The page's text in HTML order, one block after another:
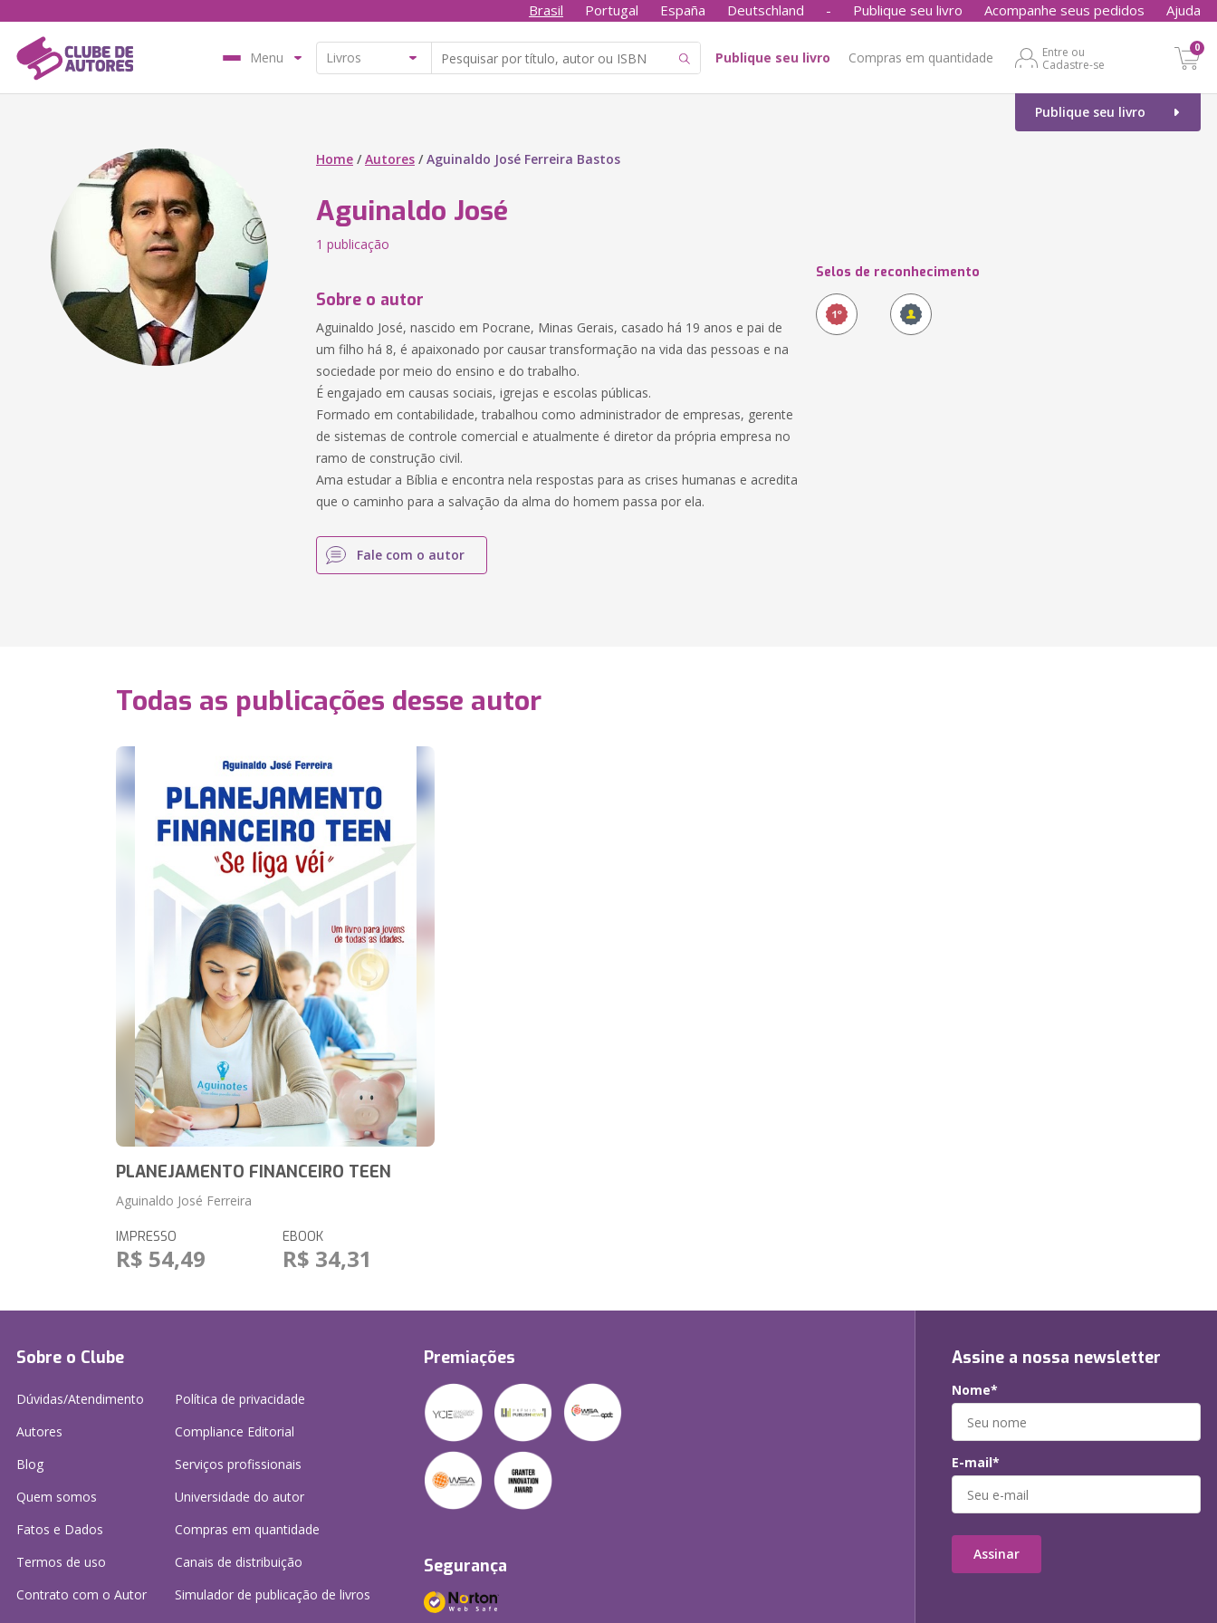
Brasil Portugal España Deutschland - Publique seu livro Acompanhe seus pedidos Ajuda
Menu Publique seu livro Compras em quantidade
Entre ou
Cadastre-se
0
Publique seu livro
Home /Autores /Aguinaldo José Ferreira Bastos
Aguinaldo José
1 publicação
Sobre o autor
Aguinaldo José, nascido em Pocrane, Minas Gerais, casado há 19 anos e pai de
um filho há 8, é apaixonado por causar transformação na vida das pessoas e na
sociedade por meio do ensino e do trabalho.
É engajado em causas sociais, igrejas e escolas públicas.
Formado em contabilidade, trabalhou como administrador de empresas, gerente
de sistemas de controle comercial e atualmente é diretor da própria empresa no
ramo de construção civil.
Ama estudar a Bíblia e encontra nela respostas para as crises humanas e acredita
que o caminho para a salvação da alma do homem passa por ela.
Fale com o autor
Selos de reconhecimento
Todas as publicações desse autor
PLANEJAMENTO FINANCEIRO TEEN
Aguinaldo José Ferreira
IMPRESSO
R$ 54,49
EBOOK
R$ 34,31
Sobre o Clube
Dúvidas/Atendimento
Autores
Blog
Quem somos
Fatos e Dados
Termos de uso
Contrato com o Autor
Política de privacidade
Compliance Editorial
Serviços profissionais
Universidade do autor
Compras em quantidade
Canais de distribuição
Simulador de publicação de livros
Premiações
Segurança
Assine a nossa newsletter
Nome*
E-mail*
Assinar